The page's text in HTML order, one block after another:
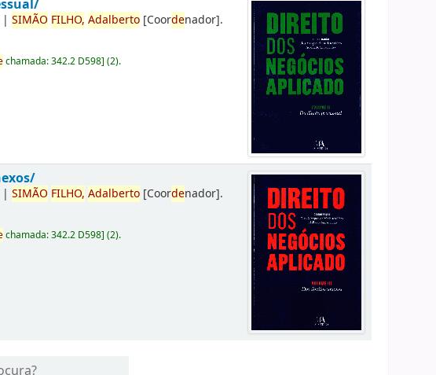
|SIMÃO FILHO, Adalberto [Coordenador].
chamada:342.2 D598](2).
|SIMÃO FILHO, Adalberto [Coordenador].
chamada:342.2 D598](2).